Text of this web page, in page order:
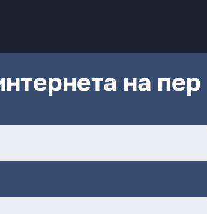
на пер